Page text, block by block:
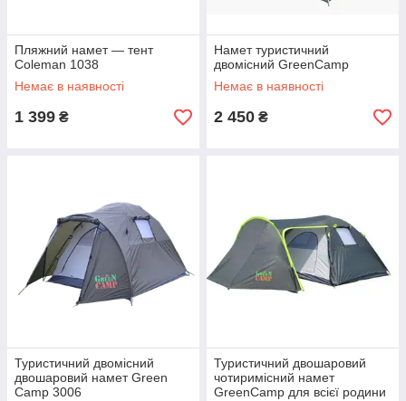
Пляжний намет — тент
Coleman 1038
Немає в наявності
1 399 ₴
Намет туристичний
двомісний GreenCamp
Немає в наявності
2 450 ₴
Туристичний двомісний
двошаровий намет Green
Camp 3006
Туристичний двошаровий
чотиримісний намет
GreenCamp для всієї родини